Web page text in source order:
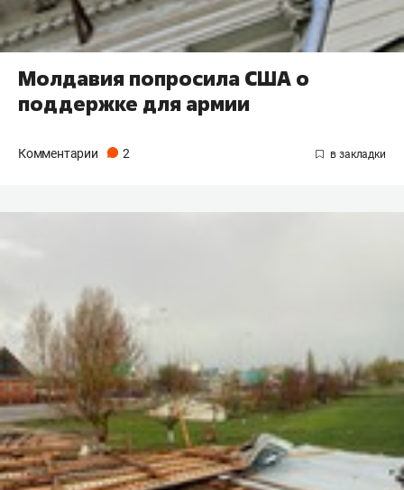
Молдавия попросила США о
поддержке для армии
Комментарии 2